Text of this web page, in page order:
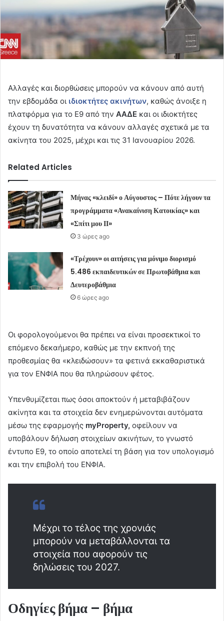
Αλλαγές και διορθώσεις μπορούν να κάνουν από αυτή
την εβδομάδα οι ιδιοκτήτες ακινήτων, καθώς άνοιξε η
πλατφόρμα για το Ε9 από την ΑΑΔΕ και οι ιδιοκτήτες
έχουν τη δυνατότητα να κάνουν αλλαγές σχετικά με τα
ακίνητα του 2025, μέχρι και τις 31 Ιανουαρίου 2026.
Related Articles
Μήνας «κλειδί» ο Αύγουστος – Πότε λήγουν τα
προγράμματα «Ανακαίνιση Κατοικίας» και
«Σπίτι μου ΙΙ»
3 ώρες ago
«Τρέχουν» οι αιτήσεις για μόνιμο διορισμό
5.486 εκπαιδευτικών σε Πρωτοβάθμια και
Δευτεροβάθμια
6 ώρες ago
Οι φορολογούμενοι θα πρέπει να είναι προσεκτικοί το
επόμενο δεκαήμερο, καθώς με την εκπνοή της
προθεσμίας θα «κλειδώσουν» τα φετινά εκκαθαριστικά
για τον ΕΝΦΙΑ που θα πληρώσουν φέτος.
Υπενθυμίζεται πως όσοι αποκτούν ή μεταβιβάζουν
ακίνητα και τα στοιχεία δεν ενημερώνονται αυτόματα
μέσω της εφαρμογής myProperty, οφείλουν να
υποβάλουν δήλωση στοιχείων ακινήτων, το γνωστό
έντυπο Ε9, το οποίο αποτελεί τη βάση για τον υπολογισμό
και την επιβολή του ΕΝΦΙΑ.
Μέχρι το τέλος της χρονιάς
μπορούν να μεταβάλλονται τα
στοιχεία που αφορούν τις
δηλώσεις του 2027.
Οδηγίες βήμα – βήμα